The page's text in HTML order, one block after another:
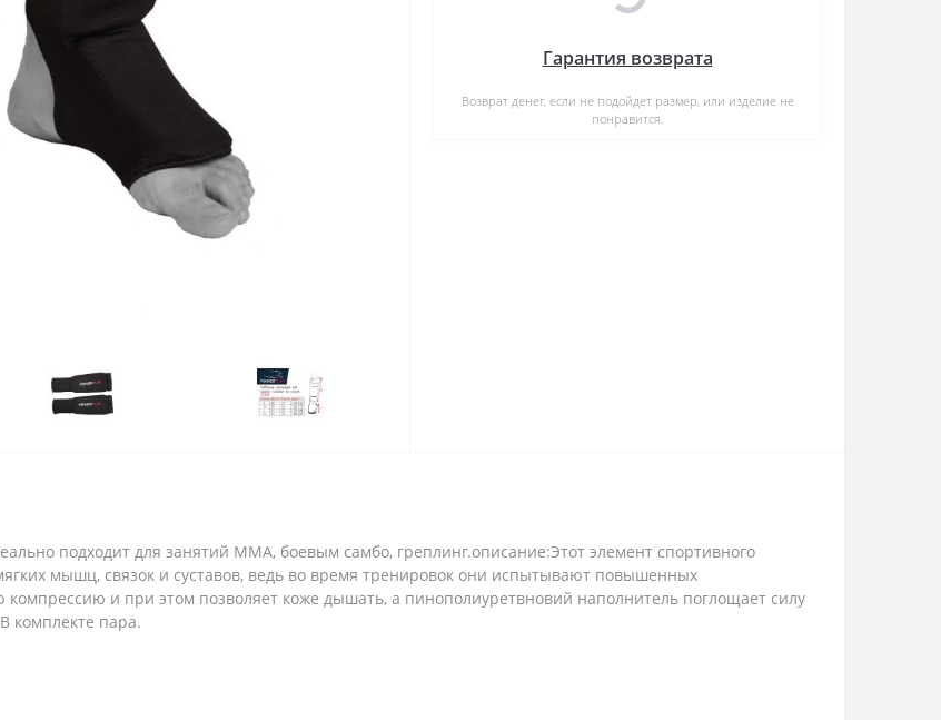
Гарантия возврата
Возврат денег, если не подойдет размер, или изделие не
понравится.
подходит для занятий ММА, боевым самбо, греплинг.описание:Этот элемент спортивного
мышц, связок и суставов, ведь во время тренировок они испытывают повышенных
компрессию и при этом позволяет коже дышать, а пинополиуретвновий наполнитель поглощает силу
комплекте пара.